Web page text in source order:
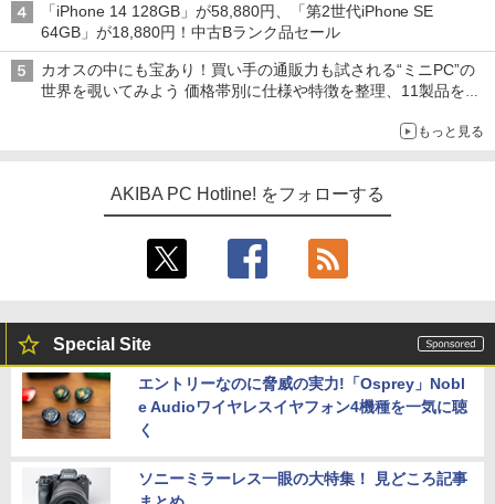
「iPhone 14 128GB」が58,880円、「第2世代iPhone SE
64GB」が18,880円！中古Bランク品セール
カオスの中にも宝あり！買い手の通販力も試される“ミニPC”の
世界を覗いてみよう 価格帯別に仕様や特徴を整理、11製品をピ
もっと見る
AKIBA PC Hotline! をフォローする
Special Site
エントリーなのに脅威の実力!「Osprey」Nobl
e Audioワイヤレスイヤフォン4機種を一気に聴
く
ソニーミラーレス一眼の大特集！ 見どころ記事